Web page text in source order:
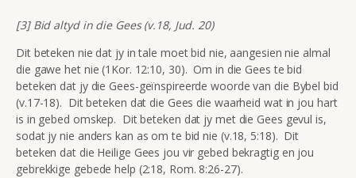
[3] Bid altyd in die Gees (v.18, Jud. 20)
Dit beteken nie dat jy in tale moet bid nie, aangesien nie almal
die gawe het nie (1Kor. 12:10, 30). Om in die Gees te bid
beteken dat jy die Gees-geïnspireerde woorde van die Bybel bid
(v.17-18). Dit beteken dat die Gees die waarheid wat in jou hart
is in gebed omskep. Dit beteken dat jy met die Gees gevul is,
sodat jy nie anders kan as om te bid nie (v.18, 5:18). Dit
beteken dat die Heilige Gees jou vir gebed bekragtig en jou
gebrekkige gebede help (2:18, Rom. 8:26-27).